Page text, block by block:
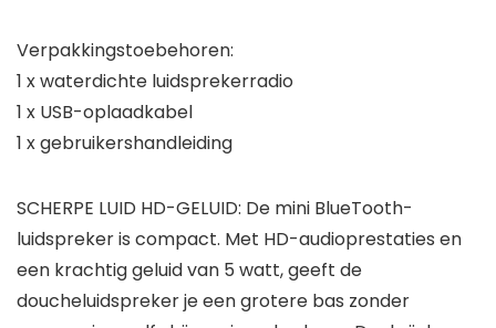
Verpakkingstoebehoren:
1 x waterdichte luidsprekerradio
1 x USB-oplaadkabel
1 x gebruikershandleiding
SCHERPE LUID HD-GELUID: De mini BlueTooth-
luidspreker is compact. Met HD-audioprestaties en
een krachtig geluid van 5 watt, geeft de
doucheluidspreker je een grotere bas zonder